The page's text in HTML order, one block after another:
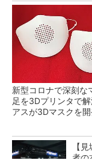
新型コロナで深刻な
足を3Dプリンタで
アスが3Dマスクを開
【
者の